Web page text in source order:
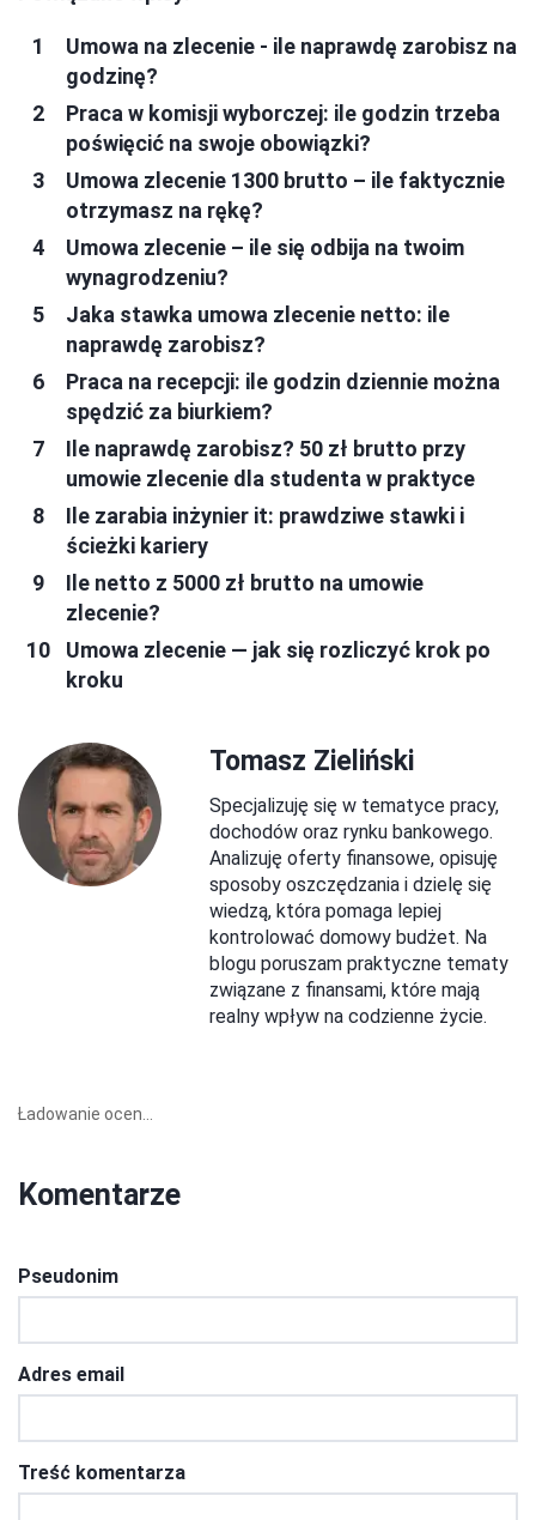
Umowa na zlecenie - ile naprawdę zarobisz na
godzinę?
Praca w komisji wyborczej: ile godzin trzeba
poświęcić na swoje obowiązki?
Umowa zlecenie 1300 brutto – ile faktycznie
otrzymasz na rękę?
Umowa zlecenie – ile się odbija na twoim
wynagrodzeniu?
Jaka stawka umowa zlecenie netto: ile
naprawdę zarobisz?
Praca na recepcji: ile godzin dziennie można
spędzić za biurkiem?
Ile naprawdę zarobisz? 50 zł brutto przy
umowie zlecenie dla studenta w praktyce
Ile zarabia inżynier it: prawdziwe stawki i
ścieżki kariery
Ile netto z 5000 zł brutto na umowie
zlecenie?
Umowa zlecenie — jak się rozliczyć krok po
kroku
Tomasz Zieliński
Specjalizuję się w tematyce pracy,
dochodów oraz rynku bankowego.
Analizuję oferty finansowe, opisuję
sposoby oszczędzania i dzielę się
wiedzą, która pomaga lepiej
kontrolować domowy budżet. Na
blogu poruszam praktyczne tematy
związane z finansami, które mają
realny wpływ na codzienne życie.
Ładowanie ocen...
Komentarze
Pseudonim
Adres email
Treść komentarza